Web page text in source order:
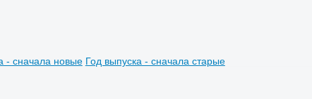
- сначала новые Год выпуска - сначала старые